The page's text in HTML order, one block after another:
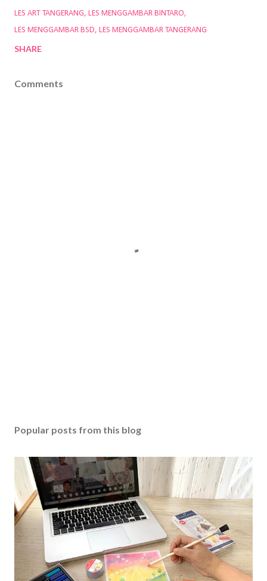
LES ART TANGERANG
LES MENGGAMBAR BINTARO
LES MENGGAMBAR BSD
LES MENGGAMBAR TANGERANG
SHARE
Comments
Popular posts from this blog